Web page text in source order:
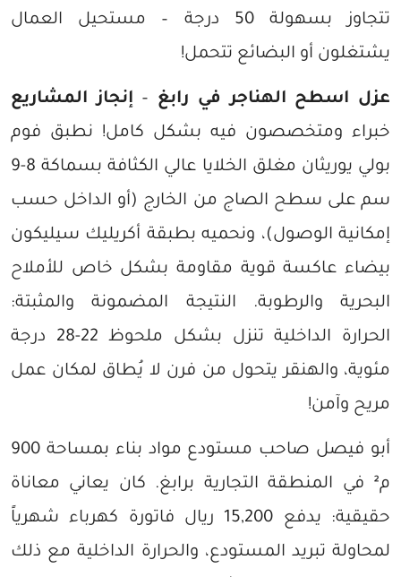
تتجاوز بسهولة 50 درجة – مستحيل العمال
يشتغلون أو البضائع تتحمل!
عزل اسطح الهناجر في رابغ – إنجاز المشاريع
خبراء ومتخصصون فيه بشكل كامل! نطبق فوم
بولي يوريثان مغلق الخلايا عالي الكثافة بسماكة 8-9
سم على سطح الصاج من الخارج (أو الداخل حسب
إمكانية الوصول)، ونحميه بطبقة أكريليك سيليكون
بيضاء عاكسة قوية مقاومة بشكل خاص للأملاح
البحرية والرطوبة. النتيجة المضمونة والمثبتة:
الحرارة الداخلية تنزل بشكل ملحوظ 22-28 درجة
مئوية، والهنقر يتحول من فرن لا يُطاق لمكان عمل
مريح وآمن!
أبو فيصل صاحب مستودع مواد بناء بمساحة 900
م² في المنطقة التجارية برابغ. كان يعاني معاناة
حقيقية: يدفع 15,200 ريال فاتورة كهرباء شهرياً
لمحاولة تبريد المستودع، والحرارة الداخلية مع ذلك